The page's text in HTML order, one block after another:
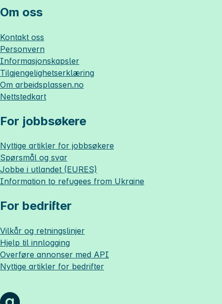
Om oss
Kontakt oss
Personvern
Informasjonskapsler
Tilgjengelighetserklæring
Om arbeidsplassen.no
Nettstedkart
For jobbsøkere
Nyttige artikler for jobbsøkere
Spørsmål og svar
Jobbe i utlandet (EURES)
Information to refugees from Ukraine
For bedrifter
Vilkår og retningslinjer
Hjelp til innlogging
Overføre annonser med API
Nyttige artikler for bedrifter